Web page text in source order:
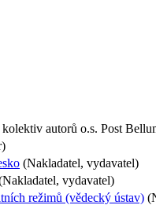
autorů o.s. Post
(Nakladatel, vydavatel)
vydavatel)
režimů (vědecký ústav)